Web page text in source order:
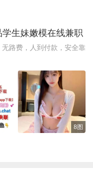
生妹嫩模在线兼职
路费，人到付款，安全靠
8图